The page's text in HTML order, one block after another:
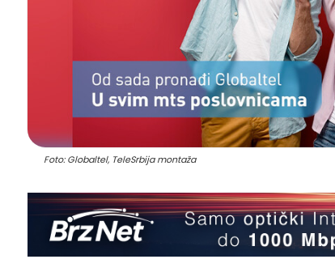
Foto: Globaltel, TeleSrbija montaža